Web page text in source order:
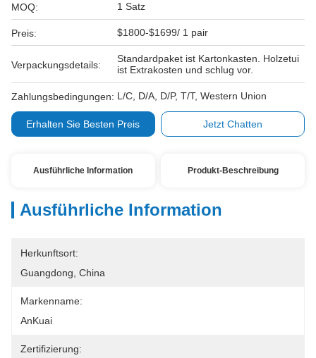
MOQ: 1 Satz
Preis: $1800-$1699/ 1 pair
Verpackungsdetails:
Standardpaket ist Kartonkasten. Holzetui
ist Extrakosten und schlug vor.
Zahlungsbedingungen: L/C, D/A, D/P, T/T, Western Union
Erhalten Sie Besten Preis Jetzt Chatten
Ausführliche Information Produkt-Beschreibung
Ausführliche Information
Herkunftsort:
Guangdong, China
Markenname:
AnKuai
Zertifizierung: